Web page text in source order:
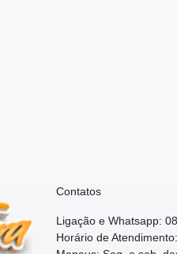
Contatos
Ligação e Whatsapp:
Horário de Atendimento: